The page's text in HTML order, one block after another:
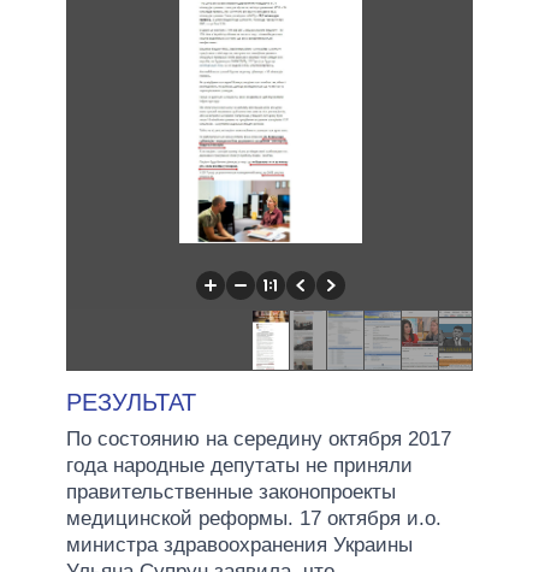
РЕЗУЛЬТАТ
По состоянию на середину октября 2017
года народные депутаты не приняли
правительственные законопроекты
медицинской реформы. 17 октября и.о.
министра здравоохранения Украины